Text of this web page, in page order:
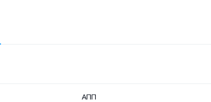
АПП